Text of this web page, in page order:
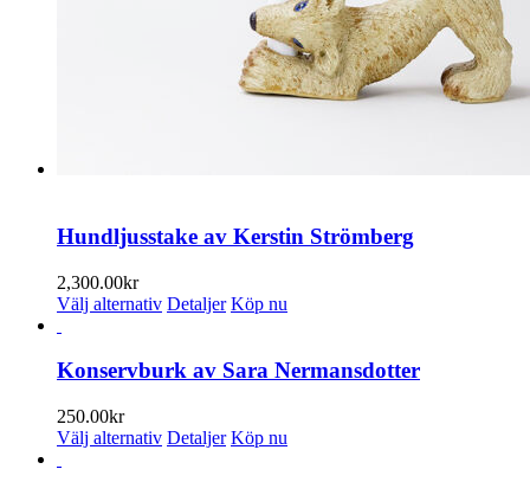
Hundljusstake av Kerstin Strömberg
2,300.00kr
Välj alternativ Den
har
De
olika
Detaljer Köp nu
Konservburk av Sara Nermansdotter
250.00kr
Välj alternativ Den
Detaljer Köp nu